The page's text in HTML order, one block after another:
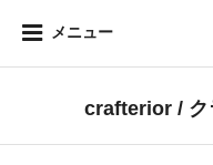
メニュー
crafterior / ク